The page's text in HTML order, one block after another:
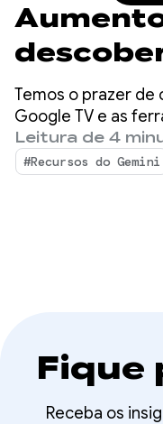
no
Temos o prazer
Google TV e as
desenvolvedores
capacidade de
preparar seu app
Leitura de 4
#Recursos do Gemini
Fique
Receba os